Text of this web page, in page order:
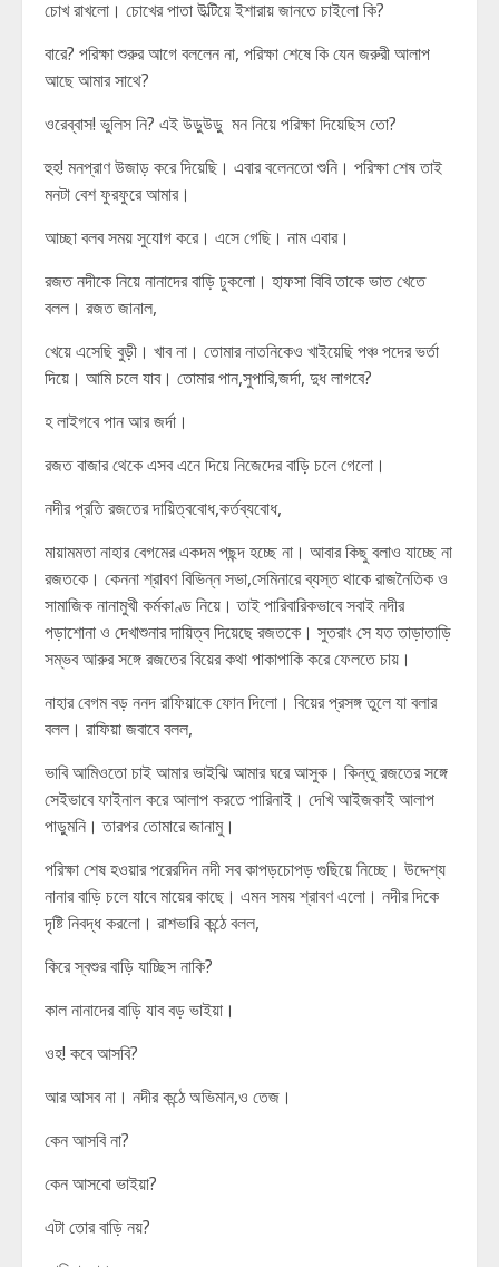
চোখ রাখলো। চোখের পাতা উল্টিয়ে ইশারায় জানতে চাইলো কি?
বারে? পরিক্ষা শুরুর আগে বললেন না, পরিক্ষা শেষে কি যেন জরুরী আলাপ
আছে আমার সাথে?
ওরেব্বাস! ভুলিস নি? এই উড়ুউড়ু মন নিয়ে পরিক্ষা দিয়েছিস তো?
হুহ! মনপ্রাণ উজাড় করে দিয়েছি। এবার বলেনতো শুনি। পরিক্ষা শেষ তাই
মনটা বেশ ফুরফুরে আমার।
আচ্ছা বলব সময় সুযোগ করে। এসে গেছি। নাম এবার।
রজত নদীকে নিয়ে নানাদের বাড়ি ঢুকলো। হাফসা বিবি তাকে ভাত খেতে
বলল। রজত জানাল,
খেয়ে এসেছি বুড়ী। খাব না। তোমার নাতনিকেও খাইয়েছি পঞ্চ পদের ভর্তা
দিয়ে। আমি চলে যাব। তোমার পান,সুপারি,জর্দা, দুধ লাগবে?
হ লাইগবে পান আর জর্দা।
রজত বাজার থেকে এসব এনে দিয়ে নিজেদের বাড়ি চলে গেলো।
নদীর প্রতি রজতের দায়িত্ববোধ,কর্তব্যবোধ,
মায়ামমতা নাহার বেগমের একদম পছন্দ হচ্ছে না। আবার কিছু বলাও যাচ্ছে না
রজতকে। কেননা শ্রাবণ বিভিন্ন সভা,সেমিনারে ব্যস্ত থাকে রাজনৈতিক ও
সামাজিক নানামুখী কর্মকাণ্ড নিয়ে। তাই পারিবারিকভাবে সবাই নদীর
পড়াশোনা ও দেখাশুনার দায়িত্ব দিয়েছে রজতকে। সুতরাং সে যত তাড়াতাড়ি
সম্ভব আরুর সঙ্গে রজতের বিয়ের কথা পাকাপাকি করে ফেলতে চায়।
নাহার বেগম বড় ননদ রাফিয়াকে ফোন দিলো। বিয়ের প্রসঙ্গ তুলে যা বলার
বলল। রাফিয়া জবাবে বলল,
ভাবি আমিওতো চাই আমার ভাইঝি আমার ঘরে আসুক। কিন্তু রজতের সঙ্গে
সেইভাবে ফাইনাল করে আলাপ করতে পারিনাই। দেখি আইজকাই আলাপ
পাড়ুমনি। তারপর তোমারে জানামু।
পরিক্ষা শেষ হওয়ার পরেরদিন নদী সব কাপড়চোপড় গুছিয়ে নিচ্ছে। উদ্দেশ্য
নানার বাড়ি চলে যাবে মায়ের কাছে। এমন সময় শ্রাবণ এলো। নদীর দিকে
দৃষ্টি নিবদ্ধ করলো। রাশভারি কন্ঠে বলল,
কিরে স্বশুর বাড়ি যাচ্ছিস নাকি?
কাল নানাদের বাড়ি যাব বড় ভাইয়া।
ওহ! কবে আসবি?
আর আসব না। নদীর কন্ঠে অভিমান,ও তেজ।
কেন আসবি না?
কেন আসবো ভাইয়া?
এটা তোর বাড়ি নয়?